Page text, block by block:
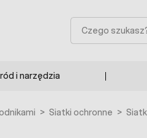
Szukaj
i narzędzia
> Siatki ochronne >